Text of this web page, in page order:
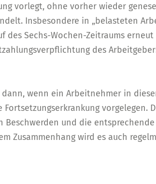
vorlegt, ohne vorher wieder
Insbesondere in „belasteten
Sechs-Wochen-Zeitraums
des
wenn ein Arbeitnehmer in
vorgelegen.
und die
Zusammenhang wird es auch